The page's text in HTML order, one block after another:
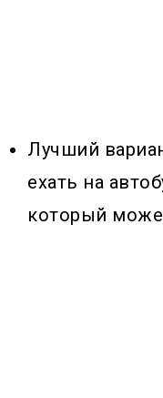
Лучший
ехать на
который